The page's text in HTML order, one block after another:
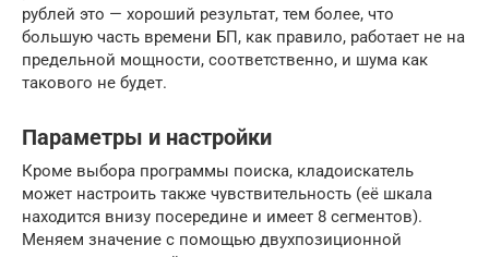
рублей это — хороший результат, тем более, что
большую часть времени БП, как правило, работает не на
предельной мощности, соответственно, и шума как
такового не будет.
Параметры и настройки
Кроме выбора программы поиска, кладоискатель
может настроить также чувствительность (её шкала
находится внизу посередине и имеет 8 сегментов).
Меняем значение с помощью двухпозиционной